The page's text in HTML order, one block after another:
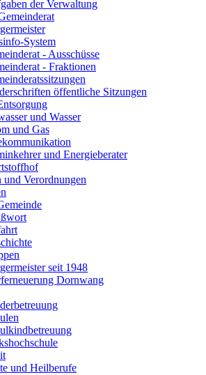
der Verwaltung
System
- Ausschüsse
- Fraktionen
öffentliche Sitzungen
und Wasser
und Gas
und Energieberater
und Verordnungen
seit 1948
Dornwang
und Heilberufe